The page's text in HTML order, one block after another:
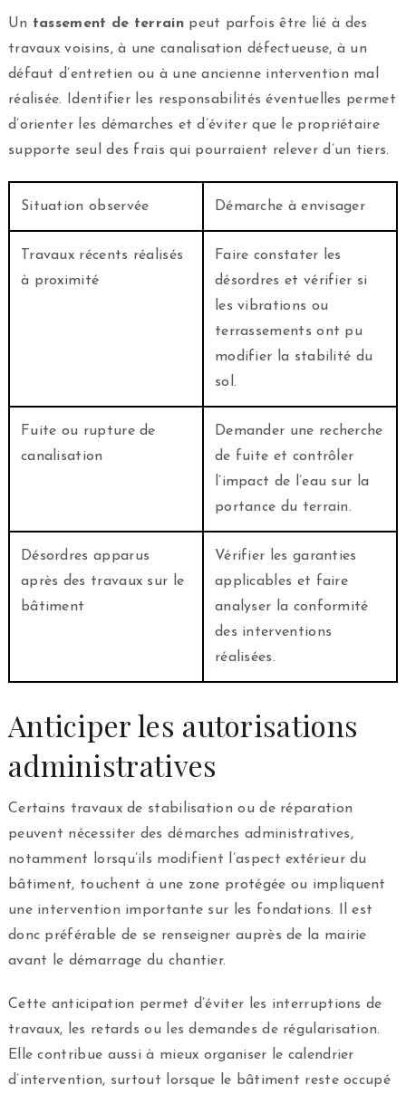
Un tassement de terrainpeut parfois être lié à des
travaux voisins, à une canalisation défectueuse, à un
défaut d’entretien ou à une ancienne intervention mal
réalisée. Identifier les responsabilités éventuelles permet
d’orienter les démarches et d’éviter que le propriétaire
supporte seul des frais qui pourraient relever d’un tiers.
Situation observée Démarche à envisager
Travaux récents réalisés
à proximité
Faire constater les
désordres et vérifier si
les vibrations ou
terrassements ont pu
modifier la stabilité du
sol.
Fuite ou rupture de
canalisation
Demander une recherche
de fuite et contrôler
l’impact de l’eau sur la
portance du terrain.
Désordres apparus
après des travaux sur le
bâtiment
Vérifier les garanties
applicables et faire
analyser la conformité
des interventions
réalisées.
Anticiper les autorisations
administratives
Certains travaux de stabilisation ou de réparation
peuvent nécessiter des démarches administratives,
notamment lorsqu’ils modifient l’aspect extérieur du
bâtiment, touchent à une zone protégée ou impliquent
une intervention importante sur les fondations. Il est
donc préférable de se renseigner auprès de la mairie
avant le démarrage du chantier.
Cette anticipation permet d’éviter les interruptions de
travaux, les retards ou les demandes de régularisation.
Elle contribue aussi à mieux organiser le calendrier
d’intervention, surtout lorsque le bâtiment reste occupé